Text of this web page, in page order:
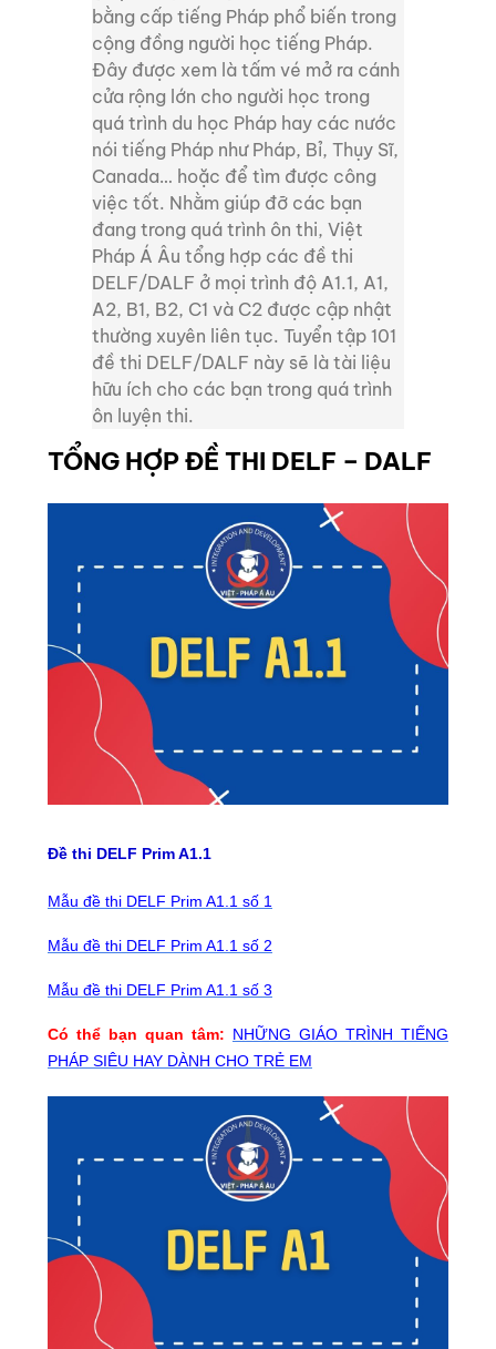
bằng cấp tiếng Pháp phổ biến trong
cộng đồng người học tiếng Pháp.
Đây được xem là tấm vé mở ra cánh
cửa rộng lớn cho người học trong
quá trình du học Pháp hay các nước
nói tiếng Pháp như Pháp, Bỉ, Thụy Sĩ,
Canada… hoặc để tìm được công
việc tốt. Nhằm giúp đỡ các bạn
đang trong quá trình ôn thi, Việt
Pháp Á Âu tổng hợp các đề thi
DELF/DALF ở mọi trình độ A1.1, A1,
A2, B1, B2, C1 và C2 được cập nhật
thường xuyên liên tục. Tuyển tập 101
đề thi DELF/DALF này sẽ là tài liệu
hữu ích cho các bạn trong quá trình
ôn luyện thi.
TỔNG HỢP ĐỀ THI DELF – DALF
Đề thi DELF Prim A1.1
Mẫu đề thi DELF Prim A1.1 số 1
Mẫu đề thi DELF Prim A1.1 số 2
Mẫu đề thi DELF Prim A1.1 số 3
Có thể bạn quan tâm: NHỮNG GIÁO TRÌNH TIẾNG
PHÁP SIÊU HAY DÀNH CHO TRẺ EM